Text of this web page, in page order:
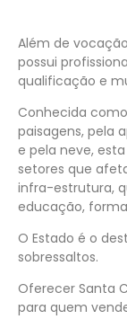
Além de
possui
qualificação e
Conhecida
paisagens, pela
e pela neve,
setores que
infra-estrutura,
educação,
O Estado é o
sobressaltos.
Oferecer Santa
para quem